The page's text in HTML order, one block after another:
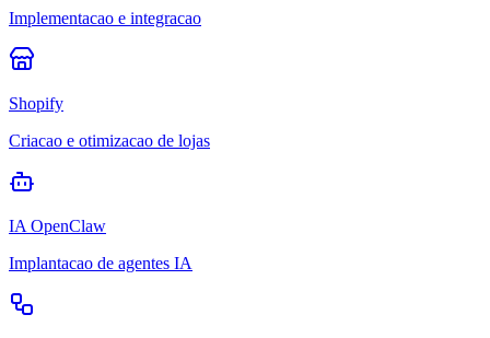
Implementacao e integracao
Shopify
Criacao e otimizacao de lojas
IA OpenClaw
Implantacao de agentes IA